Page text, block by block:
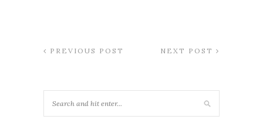
PREVIOUS POST NEXT POST